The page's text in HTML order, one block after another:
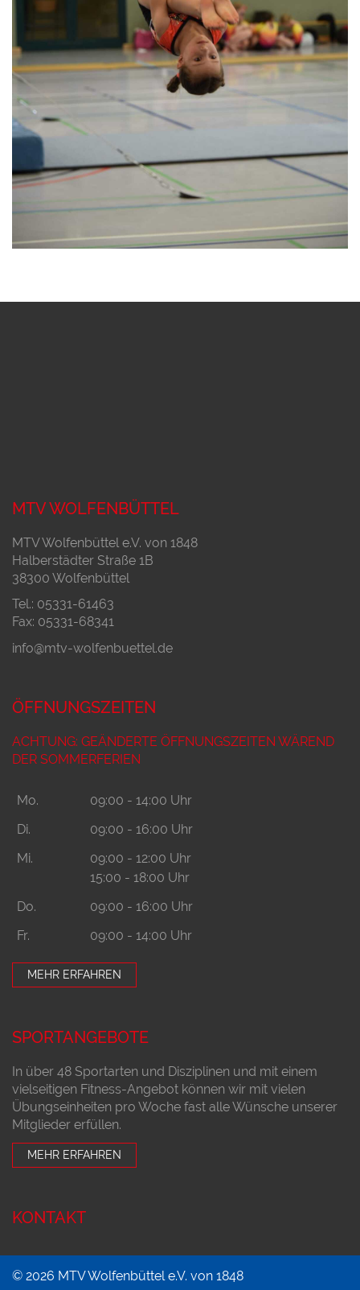
MTV WOLFENBÜTTEL
MTV Wolfenbüttel e.V. von 1848
Halberstädter Straße 1B
38300 Wolfenbüttel
Tel.: 05331-61463
Fax: 05331-68341
info@mtv-wolfenbuettel.de
ÖFFNUNGSZEITEN
ACHTUNG: GEÄNDERTE ÖFFNUNGSZEITEN WÄREND
DER SOMMERFERIEN
Mo.
09:00 - 14:00 Uhr
Di.
09:00 - 16:00 Uhr
Mi.
09:00 - 12:00 Uhr
15:00 - 18:00 Uhr
Do.
09:00 - 16:00 Uhr
Fr.
09:00 - 14:00 Uhr
MEHR ERFAHREN
SPORTANGEBOTE
In über 48 Sportarten und Disziplinen und mit einem
vielseitigen Fitness-Angebot können wir mit vielen
Übungseinheiten pro Woche fast alle Wünsche unserer
Mitglieder erfüllen.
MEHR ERFAHREN
KONTAKT
© 2026 MTV Wolfenbüttel e.V. von 1848